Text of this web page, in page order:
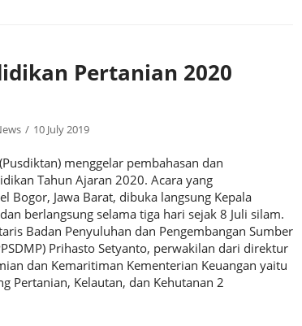
Pertanian 2020
10 July 2019
menggelar pembahasan dan
Tahun Ajaran 2020. Acara yang
Bogor, Jawa Barat, dibuka langsung Kepala
berlangsung selama tiga hari sejak 8 Juli silam.
Badan Penyuluhan dan Pengembangan Sumber
Prihasto Setyanto, perwakilan dari direktur
dan Kemaritiman Kementerian Keuangan yaitu
Pertanian, Kelautan, dan Kehutanan 2